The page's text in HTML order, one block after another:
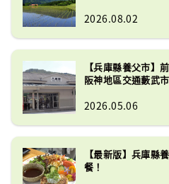
2026.08.02
【兵庫縣養父市】
阪神地區交通藪武
2026.05.06
【最新版】兵庫縣
餐！